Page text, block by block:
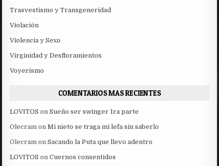
Trasvestismo y Transgeneridad
Violación
Violencia y Sexo
Virginidad y Desfloramientos
Voyerismo
COMENTARIOS MAS RECIENTES
LOVITOS onSueño ser swinger 1ra parte
Olecram onMi nieto se traga mi lefa sin saberlo
Olecram onSacando la Puta que llevo adentro
LOVITOS onCuernos consentidos